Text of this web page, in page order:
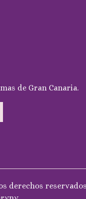
de Gran Canaria.
derechos